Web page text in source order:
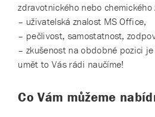
zdravotnického nebo chemického
– uživatelská znalost MS Office,
– pečlivost, samostatnost,
– zkušenost na obdobné pozici
umět to Vás rádi naučíme!
Co Vám můžeme